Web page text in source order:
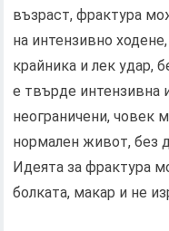
възраст, фрактура
на интензивно
крайника и лек удар,
е твърде интензивна
неограничени, човек
нормален живот, без
Идеята за фрактура
болката, макар и не